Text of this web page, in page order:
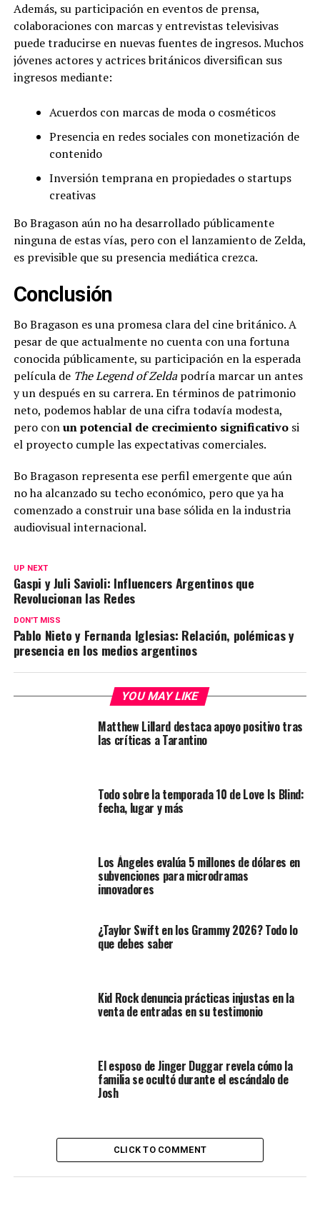
Además, su participación en eventos de prensa,
colaboraciones con marcas y entrevistas televisivas
puede traducirse en nuevas fuentes de ingresos. Muchos
jóvenes actores y actrices británicos diversifican sus
ingresos mediante:
Acuerdos con marcas de moda o cosméticos
Presencia en redes sociales con monetización de
contenido
Inversión temprana en propiedades o startups
creativas
Bo Bragason aún no ha desarrollado públicamente
ninguna de estas vías, pero con el lanzamiento de Zelda,
es previsible que su presencia mediática crezca.
Conclusión
Bo Bragason es una promesa clara del cine británico. A
pesar de que actualmente no cuenta con una fortuna
conocida públicamente, su participación en la esperada
película de The Legend of Zeldapodría marcar un antes
y un después en su carrera. En términos de patrimonio
neto, podemos hablar de una cifra todavía modesta,
pero conun potencial de crecimiento significativosi
el proyecto cumple las expectativas comerciales.
Bo Bragason representa ese perfil emergente que aún
no ha alcanzado su techo económico, pero que ya ha
comenzado a construir una base sólida en la industria
audiovisual internacional.
UP NEXT
Gaspi y Juli Savioli: Influencers Argentinos que
Revolucionan las Redes
DON'T MISS
Pablo Nieto y Fernanda Iglesias: Relación, polémicas y
presencia en los medios argentinos
YOU MAY LIKE
Matthew Lillard destaca apoyo positivo tras
las críticas a Tarantino
Todo sobre la temporada 10 de Love Is Blind:
fecha, lugar y más
Los Ángeles evalúa 5 millones de dólares en
subvenciones para microdramas
innovadores
¿Taylor Swift en los Grammy 2026? Todo lo
que debes saber
Kid Rock denuncia prácticas injustas en la
venta de entradas en su testimonio
El esposo de Jinger Duggar revela cómo la
familia se ocultó durante el escándalo de
Josh
CLICK TO COMMENT